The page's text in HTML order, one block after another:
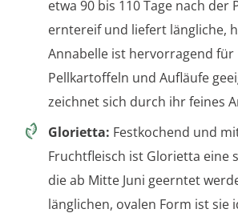
etwa 90 bis 110 Tage nach der
erntereif und liefert längliche,
Annabelle ist hervorragend für
Pellkartoffeln und Aufläufe
zeichnet sich durch ihr feines
Glorietta: Festkochend und
Fruchtfleisch ist Glorietta eine
die ab Mitte Juni geerntet
länglichen, ovalen Form ist sie